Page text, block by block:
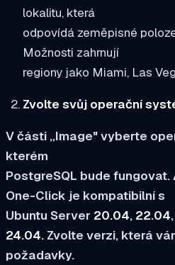
lokalitu, která
odpovídá zeměpisné
Možnosti zahrnují
regiony jako Miami, Las
Zvolte svůj operační
V části „Image" vyberte
kterém
PostgreSQL bude
One-Click je kompatibilní s
Ubuntu Server 20.04, 22.04
24.04. Zvolte verzi, která
požadavky.